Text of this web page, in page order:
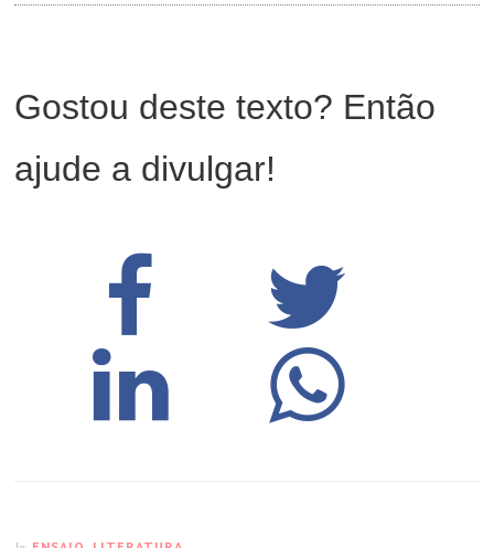
Gostou deste texto? Então
ajude a divulgar!